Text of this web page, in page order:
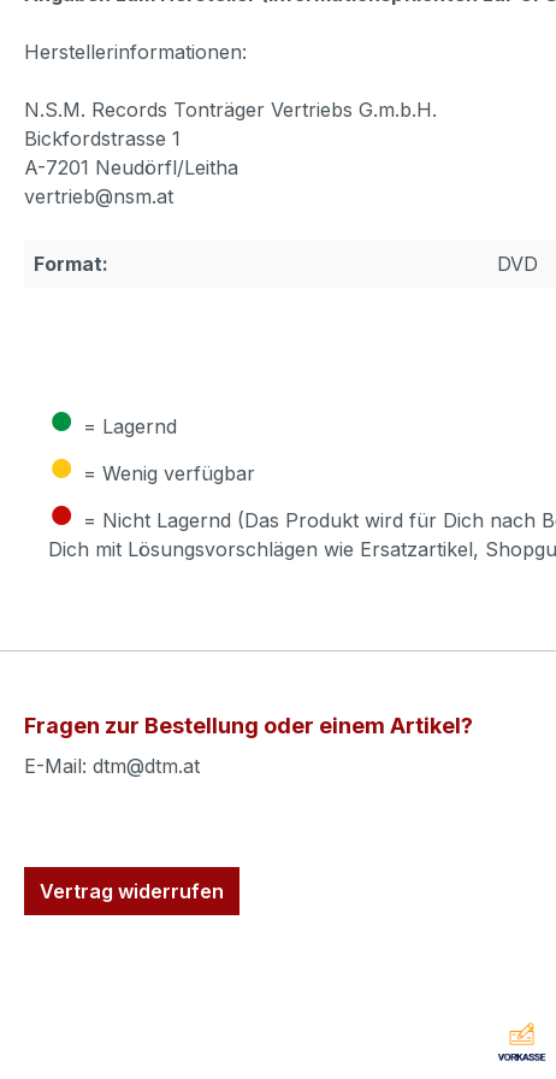
Herstellerinformationen:
N.S.M. Records Tonträger Vertriebs G.m.b.H.
Bickfordstrasse 1
A-7201 Neudörfl/Leitha
vertrieb@nsm.at
Format: DVD
● = Lagernd
● = Wenig verfügbar
● = Nicht Lagernd (Das Produkt wird für Dich nach
Dich mit Lösungsvorschlägen wie Ersatzartikel,
Fragen zur Bestellung oder einem Artikel?
E-Mail: dtm@dtm.at
Vertrag widerrufen